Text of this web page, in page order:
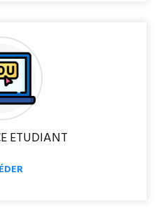
ETUDIANT